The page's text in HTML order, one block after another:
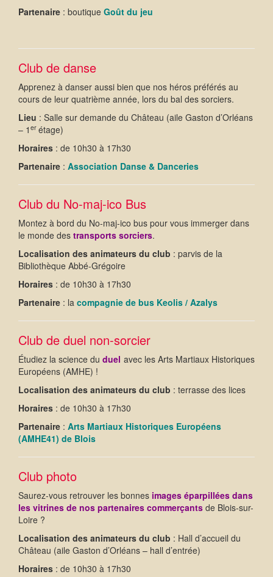
Partenaire : boutique Goût du jeu
Club de danse
Apprenez à danser aussi bien que nos héros préférés au
cours de leur quatrième année, lors du bal des sorciers.
Lieu : Salle sur demande du Château (aile Gaston d’Orléans
– 1 er étage)
Horaires : de 10h30 à 17h30
Partenaire : Association Danse & Danceries
Club du No-maj-ico Bus
Montez à bord du No-maj-ico bus pour vous immerger dans
le monde des transports sorciers.
Localisation des animateurs du club : parvis de la
Bibliothèque Abbé-Grégoire
Horaires : de 10h30 à 17h30
Partenaire : la compagnie de bus Keolis / Azalys
Club de duel non-sorcier
Étudiez la science duduel avec les Arts Martiaux Historiques
Européens (AMHE) !
Localisation des animateurs du club : terrasse des lices
Horaires : de 10h30 à 17h30
Partenaire : Arts Martiaux Historiques Européens
(AMHE41) de Blois
Club photo
Saurez-vous retrouver les bonnes images éparpillées dans
les vitrines de nos partenaires commerçants de Blois-sur-
Loire ?
Localisation des animateurs du club : Hall d’accueil du
Château (aile Gaston d’Orléans – hall d’entrée)
Horaires : de 10h30 à 17h30